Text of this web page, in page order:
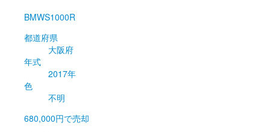
BMWS1000R
都道府県
大阪府
年式
2017年
色
不明
680,000円で売却